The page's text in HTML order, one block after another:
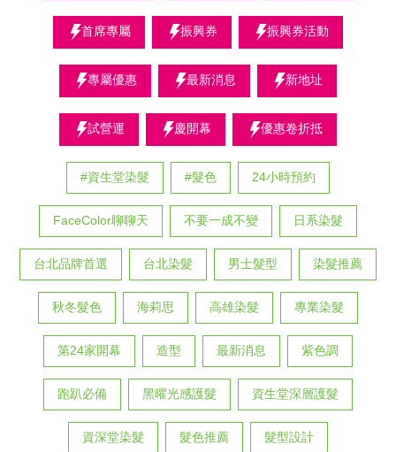
首席專屬 振興券 振興券活動
專屬優惠 最新消息 新地址
試營運 慶開幕 優惠卷折抵
#資生堂染髮 #髮色 24小時預約
FaceColor聊聊天 不要一成不變 日系染髮
台北品牌首選 台北染髮 男士髮型 染髮推薦
秋冬髮色 海莉思 高雄染髮 專業染髮
第24家開幕 造型 最新消息 紫色調
跑趴必備 黑曜光感護髮 資生堂深層護髮
資深堂染髮 髮色推薦 髮型設計